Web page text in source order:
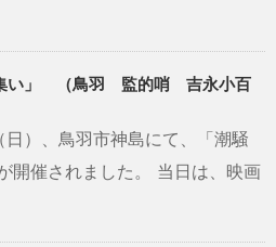
集い」 （鳥羽 監的哨 吉永小百
日）、鳥羽市神島にて、「潮騒
開催されました。 当日は、映画